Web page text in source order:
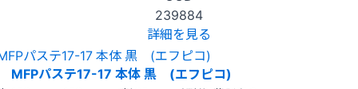
239884
詳細を見る
MFPパステ17-17 本体 黒 (エフピコ)